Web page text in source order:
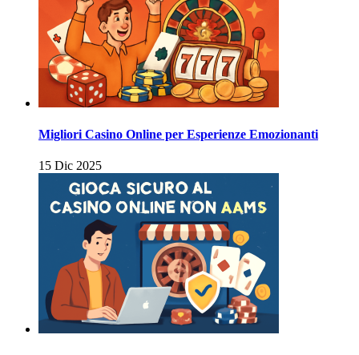
Migliori Casino Online per Esperienze Emozionanti
15 Dic 2025